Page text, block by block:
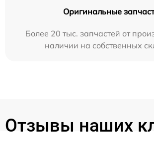
Оригинальные
Более 20 тыс. запчастей от
наличии на собственных
Отзывы наших